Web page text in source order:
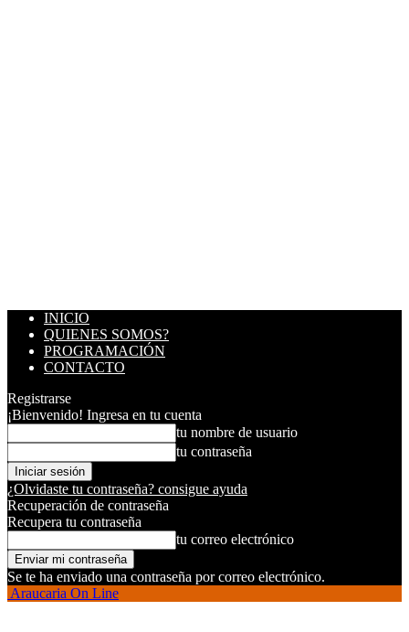
INICIO
QUIENES SOMOS?
PROGRAMACIÓN
CONTACTO
Registrarse
¡Bienvenido! Ingresa en tu cuenta
tu nombre de usuario
tu contraseña
¿Olvidaste tu contraseña? consigue ayuda
Recuperación de contraseña
Recupera tu contraseña
tu correo electrónico
Se te ha enviado una contraseña por correo electrónico.
Araucaria On Line